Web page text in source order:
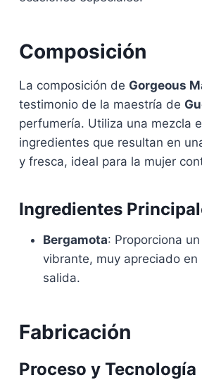
Composición
La composición de Gorgeous
testimonio de la maestría de
perfumería. Utiliza una mezcla
ingredientes que resultan en
y fresca, ideal para la mujer
Ingredientes
Bergamota: Proporciona
vibrante, muy apreciado en
salida.
Fabricación
Proceso y Tecnología